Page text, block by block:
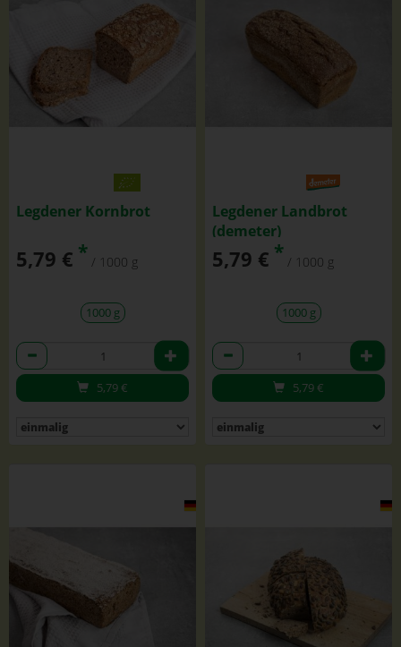
Legdener Kornbrot
5,79 € * / 1000 g
1000 g
Anzahl
5,79€
Legdener Landbrot
(demeter)
5,79 € * / 1000 g
1000 g
Anzahl
5,79€